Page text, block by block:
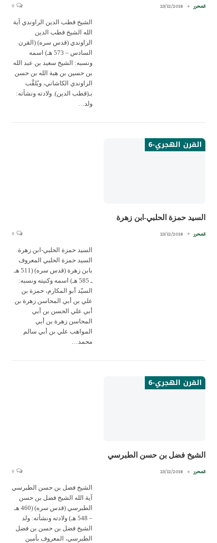
المحرر 23/12/2018
الشيخ قطب الدين الراوندي آية
الله الشيخ قطب الدين
الراوندي (قدس سره) (القرن
السادس – 573 هـ) اسمه
ونسبه: الشيخ سعيد بن عبد الله
بن حسين بن هبة الله بن حسن
الراوندي الكاشاني، ويُلقَّب
بـ(قطب الدين). ولادته ونشأته:
ولد…
القرن الهجري-6
السيد حمزة الحلبي-ابن زهرة
المحرر 23/12/2018
السيد حمزة الحلبي-ابن زهرة
السيد حمزة الحلبي المعروف
بابن زهرة (قدس سره) (511 هـ
ـ 585 هـ) اسمه وكنيته ونسبه:
السيّد أبو المكارم، حمزة بن
علي بن أبي المحاسن زهرة بن
أبي علي الحسن بن أبي
المحاسن زهرة بن أبي
المواهب علي بن أبي سالم
محمد…
القرن الهجري-6
الشيخ فضل بن حسن الطبرسي
المحرر 23/12/2018
الشيخ فضل بن حسن الطبرسي
آية الله الشيخ فضل بن حسن
الطبرسي (قدس سره) (460 هـ
– 548 هـ) ولادته ونشأته: ولد
الشيخ فضل بن حسن بن فضل
الطبرسي، المعروف بأمين